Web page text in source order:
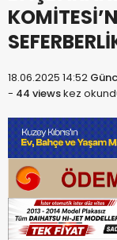
18.06.2025 14:52
- 44 viewskez